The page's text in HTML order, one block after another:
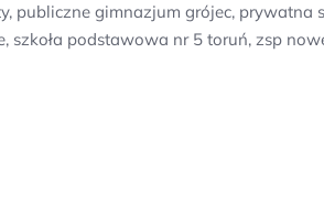
publiczne gimnazjum grójec,
podstawowa nr 5 toruń, zsp